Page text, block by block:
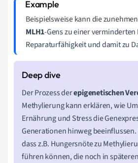
Beispielsweise kann die
MLH1-Gens zu einer verminderten
Reparaturfähigkeit und damit zu
Der Prozess derepigenetischen
Methylierung kann erklären, wie
Ernährung und Stress die
Generationen hinweg beeinflussen.
dass z.B. Hungersnöte zu
führen können, die noch in